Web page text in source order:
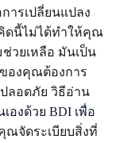
ารเปลี่ยนแปลง
ดนี้ไม่ได้ทำให้คุณ
วยเหลือ มันเป็น
องคุณต้องการ
ลอดภัย วิธีอ่าน
องด้วย BDI เพื่อ
ณจัดระเบียบสิ่งที่